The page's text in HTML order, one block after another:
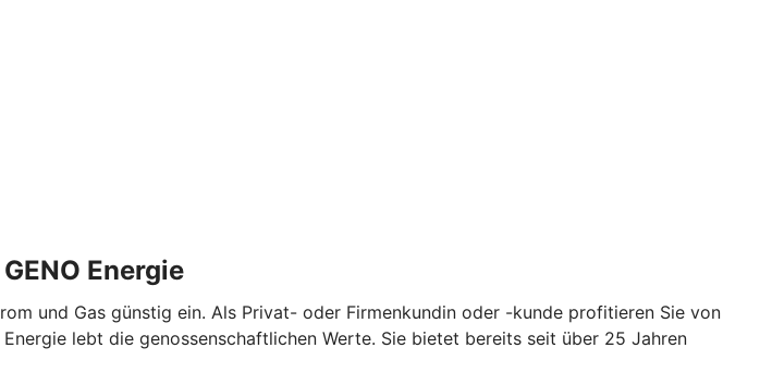
Energie
und Gas günstig ein. Als Privat- oder Firmenkundin oder -kunde profitieren Sie von
lebt die genossenschaftlichen Werte. Sie bietet bereits seit über 25 Jahren